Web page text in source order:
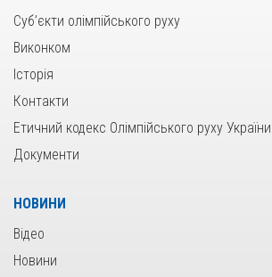
Суб’єкти олімпійського руху
Виконком
Історія
Контакти
Етичний кодекс Олімпійського руху України
Документи
НОВИНИ
Відео
Новини